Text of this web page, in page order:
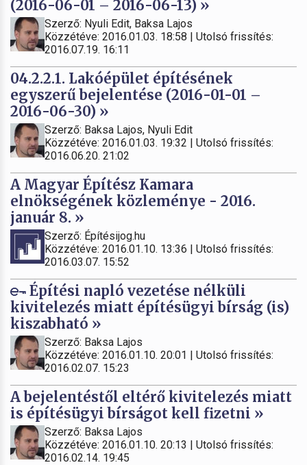
(2016-06-01 – 2016-06-13) »
Szerző: Nyuli Edit, Baksa Lajos
Közzétéve: 2016.01.03. 18:58 | Utolsó frissítés:
2016.07.19. 16:11
04.2.2.1. Lakóépület építésének
egyszerű bejelentése (2016-01-01 –
2016-06-30) »
Szerző: Baksa Lajos, Nyuli Edit
Közzétéve: 2016.01.03. 19:32 | Utolsó frissítés:
2016.06.20. 21:02
A Magyar Építész Kamara
elnökségének közleménye - 2016.
január 8. »
Szerző: Építésijog.hu
Közzétéve: 2016.01.10. 13:36 | Utolsó frissítés:
2016.03.07. 15:52
Építési napló vezetése nélküli
kivitelezés miatt építésügyi bírság (is)
kiszabható »
Szerző: Baksa Lajos
Közzétéve: 2016.01.10. 20:01 | Utolsó frissítés:
2016.02.07. 15:23
A bejelentéstől eltérő kivitelezés miatt
is építésügyi bírságot kell fizetni »
Szerző: Baksa Lajos
Közzétéve: 2016.01.10. 20:13 | Utolsó frissítés:
2016.02.14. 19:45